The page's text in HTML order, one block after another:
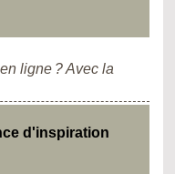
ligne ? Avec la
d'inspiration